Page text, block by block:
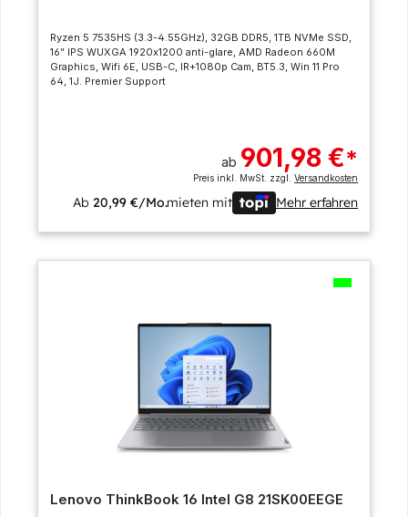
Ryzen 5 7535HS (3.3-4.55GHz), 32GB DDR5, 1TB NVMe SSD,
16” IPS WUXGA 1920x1200 anti-glare, AMD Radeon 660M
Graphics, Wifi 6E, USB-C, IR+1080p Cam, BT5.3, Win 11 Pro
64, 1J. Premier Support
ab 901,98 €*
Preis inkl. MwSt. zzgl.Versandkosten
Ab20,99 €/Mo.mieten mit Mehr erfahren
Lenovo ThinkBook 16 Intel G8 21SK00EEGE